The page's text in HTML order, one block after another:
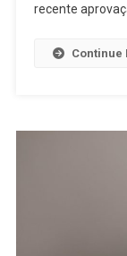
recente
Continue